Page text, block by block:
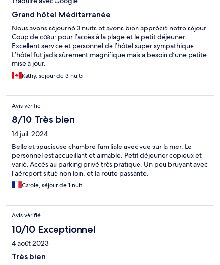
Grand hôtel Méditerranée
Nous avons séjourné 3 nuits et avons bien apprécié notre séjour.
Coup de cœur pour l’accès à la plage et le petit déjeuner.
Excellent service et personnel de l’hôtel super sympathique.
L’hôtel fut jadis sûrement magnifique mais a besoin d’une petite
mise à jour.
Kathy, séjour de 3 nuits
Avis vérifié
8/10 Très bien
14 juil. 2024
Belle et spacieuse chambre familiale avec vue sur la mer. Le
personnel est accueillant et aimable. Petit déjeuner copieux et
varié. Accès au parking privé très pratique. Un peu bruyant avec
l’aéroport situé non loin, et la route passante.
Carole, séjour de 1 nuit
Avis vérifié
10/10 Exceptionnel
4 août 2023
Très bien